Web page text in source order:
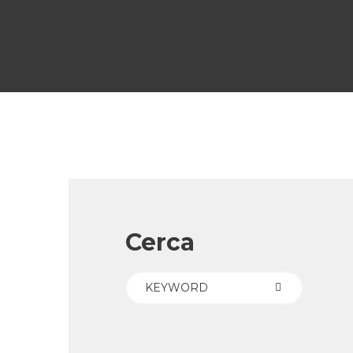
Cerca